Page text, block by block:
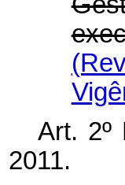
Art. 2º
2011.